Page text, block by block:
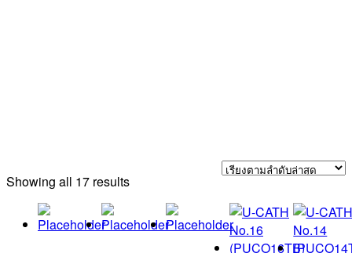
Showing all 17 resultsSorted
latest